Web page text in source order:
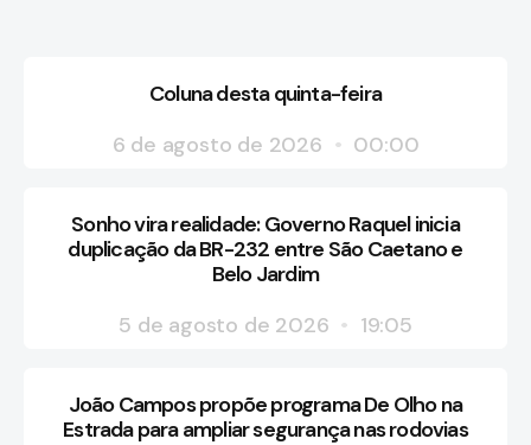
Coluna desta quinta-feira
6 de agosto de 2026
00:00
Sonho vira realidade: Governo Raquel inicia
duplicação da BR-232 entre São Caetano e
Belo Jardim
5 de agosto de 2026
19:05
João Campos propõe programa De Olho na
Estrada para ampliar segurança nas rodovias